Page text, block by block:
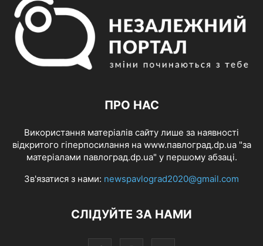
ПРО НАС
Використання матеріалів сайту лише за наявності
відкритого гіперпосилання на www.павлоград.dp.ua "за
матеріалами павлоград.dp.ua" у першому абзаці.
Зв'язатися з нами: newspavlograd2020@gmail.com
СЛІДУЙТЕ ЗА НАМИ